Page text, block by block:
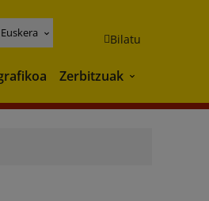
Euskera Bilatu
Zerbitzuak Zerbitzuak